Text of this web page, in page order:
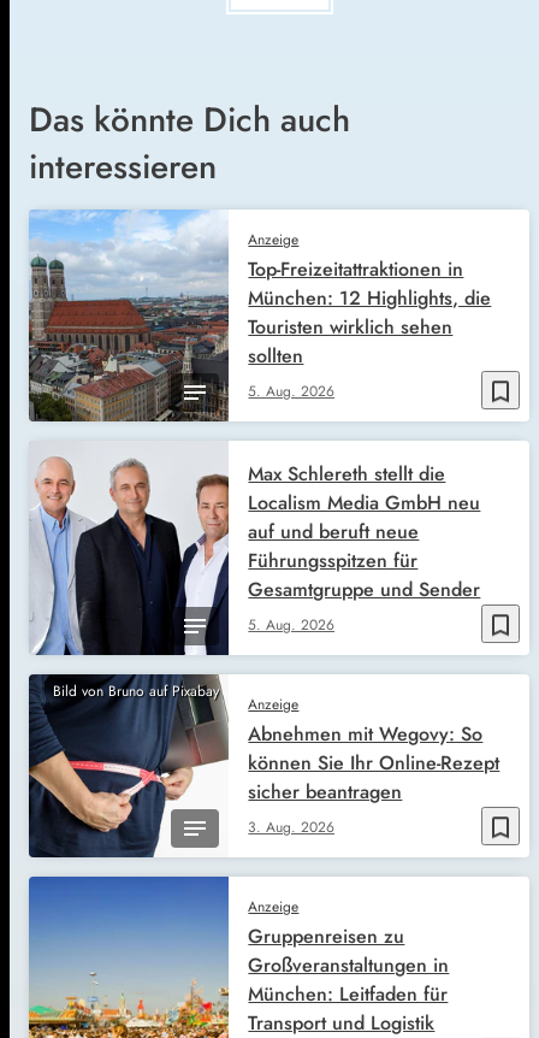
Das könnte Dich auch
interessieren
bookmark_border
Anzeige
5. Aug. 2026
Top-Freizeitattraktionen in
München: 12 Highlights, die
Touristen wirklich sehen
sollten
bookmark_border
5. Aug. 2026
Max Schlereth stellt die
Localism Media GmbH neu
auf und beruft neue
Führungsspitzen für
Gesamtgruppe und Sender
Bild von Bruno auf Pixabay
bookmark_border
Anzeige
3. Aug. 2026
Abnehmen mit Wegovy: So
können Sie Ihr Online-Rezept
sicher beantragen
Anzeige
Gruppenreisen zu
Großveranstaltungen in
München: Leitfaden für
Transport und Logistik